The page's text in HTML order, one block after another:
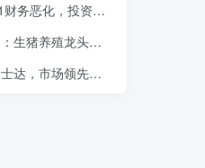
谨慎，揭秘亏损背后的真相
疫苗市场霸主，盈利飙升，
领先地位能否持续？